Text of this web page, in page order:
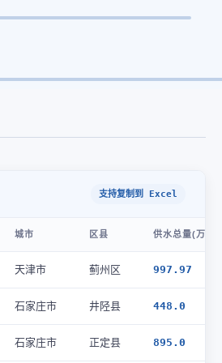
支持复制到 Excel
城市 区县 供水总量(万立
天津市 蓟州区 997.97
石家庄市 井陉县 448.0
石家庄市 正定县 895.0